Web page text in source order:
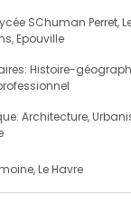
SChuman Perret,
Epouville
Histoire-
Architecture,
Le Havre